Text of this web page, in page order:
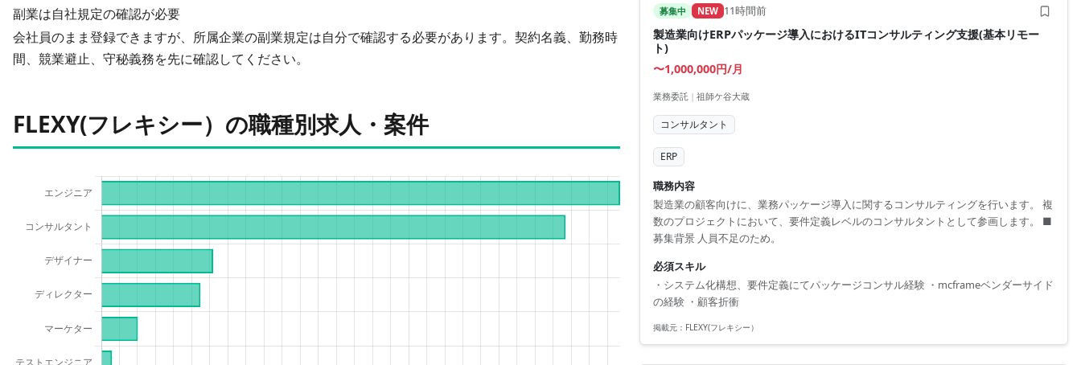
副業は自社規定の確認が必要
会社員のまま登録できますが、所属企業の副業規定は自分で確認する必要があります。契約名義、勤務時
間、競業避止、守秘義務を先に確認してください。
FLEXY(フレキシー）の職種別求人・案件
募集中 NEW 11時間前
製造業向けERPパッケージ導入におけるITコンサルティング支援(基本リモー
ト)
〜1,000,000円/月
業務委託 | 祖師ケ谷大蔵
コンサルタント
ERP
職務内容
製造業の顧客向けに、業務パッケージ導入に関するコンサルティングを行います。 複
数のプロジェクトにおいて、要件定義レベルのコンサルタントとして参画します。 ■
募集背景 人員不足のため。
必須スキル
・システム化構想、要件定義にてパッケージコンサル経験 ・mcframeベンダーサイド
の経験 ・顧客折衝
掲載元： FLEXY(フレキシー）